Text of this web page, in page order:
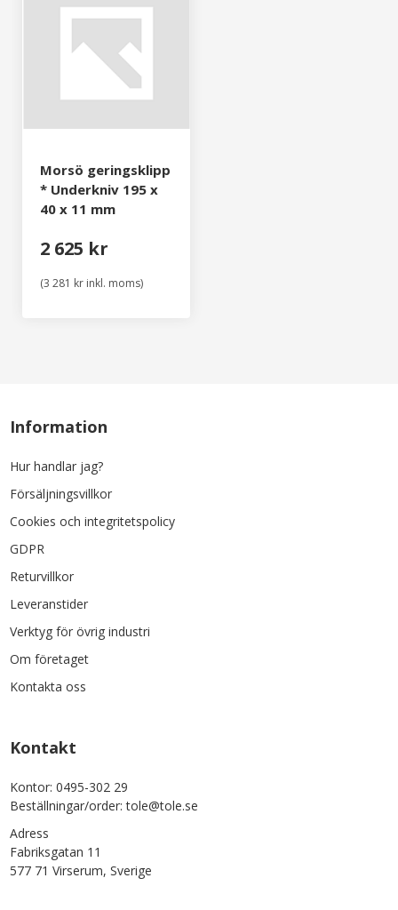
Morsö geringsklipp
* Underkniv 195 x
40 x 11 mm
2 625 kr
(3 281 kr inkl. moms)
Information
Hur handlar jag?
Försäljningsvillkor
Cookies och integritetspolicy
GDPR
Returvillkor
Leveranstider
Verktyg för övrig industri
Om företaget
Kontakta oss
Kontakt
Kontor: 0495-302 29
Beställningar/order: tole@tole.se
Adress
Fabriksgatan 11
577 71 Virserum, Sverige